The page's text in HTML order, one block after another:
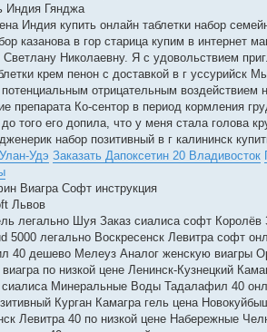
Индия Гянджа
Индия купить онлайн таблетки набор
казанова в гор старица купим в интернет
Николаевну. Я с удовольствием
крем пенон с доставкой в г уссурийск
отрицательным воздействием
препарата Ко-сентор в период кормления
того его допила, что у меня стала голова
набор позитивный в г калининск
Удэ Заказать Дапоксетин 20 Владивосток
Виагра Софт инструкция
Львов
легально Шуя Заказ сиалиса софт
5000 легально Воскресенск Левитра софт
40 дешево Мелеуз Аналог женскую виагры
по низкой цене Ленинск-Кузнецкий
Минеральные Воды Тадалафил 40
Курган Камагра гель цена
Левитра 40 по низкой цене Набережные